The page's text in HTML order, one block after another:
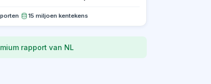
· 15 miljoen kentekens
rapport van NL